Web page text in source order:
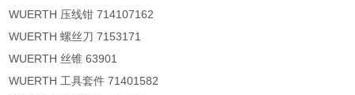
WUERTH 压线钳 714107162
WUERTH 螺丝刀 7153171
WUERTH 丝锥 63901
WUERTH 工具套件 71401582